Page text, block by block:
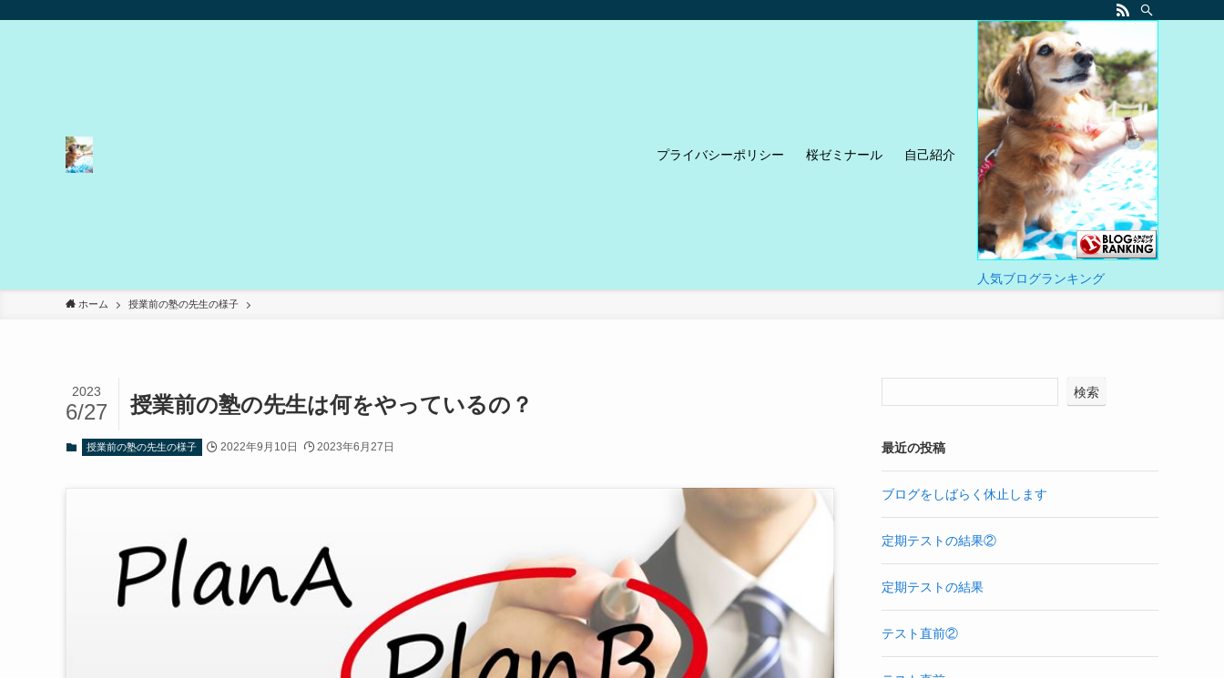
プライバシーポリシー 桜ゼミナール 自己紹介
人気ブログランキング
ホーム 授業前の塾の先生の様子
授業前の塾の先生は何をやっているの？
2023
6/27
授業前の塾の先生の様子 2022年9月10日 2023年6月27日
検索
最近の投稿
ブログをしばらく休止します
定期テストの結果②
定期テストの結果
テスト直前②